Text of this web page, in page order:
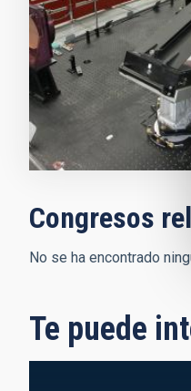
Congresos
No se ha encontrado
Te puede